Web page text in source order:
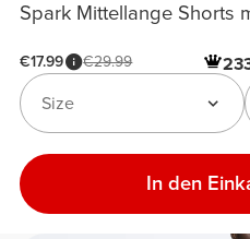
Spark Mittellange Shorts
€17.99 €29.99
Size
In den